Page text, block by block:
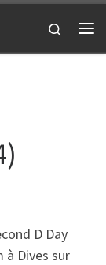
Search
D Day
à Dives sur